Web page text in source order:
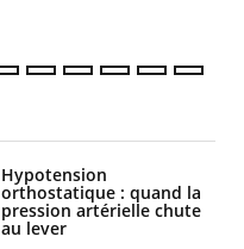
Hypotension
orthostatique : quand la
pression artérielle chute
au lever